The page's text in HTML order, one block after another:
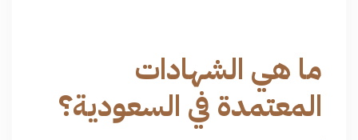
ما هي الشهادات
المعتمدة في السعودية؟